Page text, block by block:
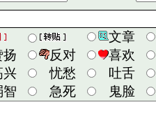
文章
扬 反对
喜欢
兴 忧愁
吐舌
智 急死 鬼脸